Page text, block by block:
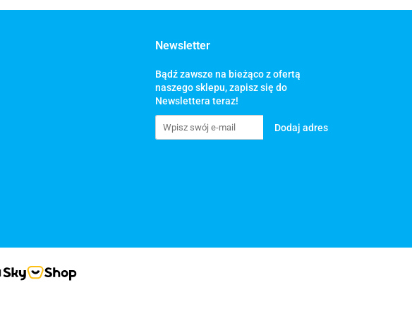
Newsletter
Bądź zawsze na bieżąco z ofertą
naszego sklepu, zapisz się do
Newslettera teraz!